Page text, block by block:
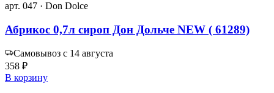
арт. 047 · Don Dolce
Абрикос 0,7л сироп Дон Дольче NEW ( 61289)
Самовывоз с 14 августа
358 ₽
В корзину